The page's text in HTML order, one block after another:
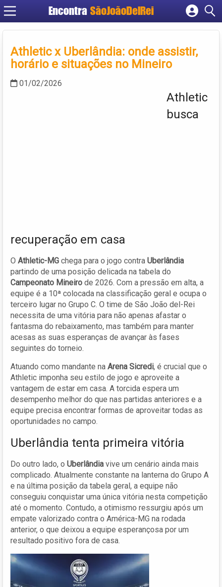
Encontra SãoJoãoDelRei
Cadastrar empresa
Criar conta
Athletic x Uberlândia: onde assistir,
horário e situações no Mineiro
01/02/2026
Athletic
busca
recuperação em casa
O Athletic-MG chega para o jogo contra Uberlândia
partindo de uma posição delicada na tabela do
Campeonato Mineiro de 2026. Com a pressão em alta, a
equipe é a 10ª colocada na classificação geral e ocupa o
terceiro lugar no Grupo C. O time de São João del-Rei
necessita de uma vitória para não apenas afastar o
fantasma do rebaixamento, mas também para manter
acesas as suas esperanças de avançar às fases
seguintes do torneio.
Atuando como mandante na Arena Sicredi, é crucial que o
Athletic imponha seu estilo de jogo e aproveite a
vantagem de estar em casa. A torcida espera um
desempenho melhor do que nas partidas anteriores e a
equipe precisa encontrar formas de aproveitar todas as
oportunidades no campo.
Uberlândia tenta primeira vitória
Do outro lado, o Uberlândia vive um cenário ainda mais
complicado. Atualmente constante na lanterna do Grupo A
e na última posição da tabela geral, a equipe não
conseguiu conquistar uma única vitória nesta competição
até o momento. Contudo, a otimismo ressurgiu após um
empate valorizado contra o América-MG na rodada
anterior, o que deixou a equipe esperançosa por um
resultado positivo fora de casa.